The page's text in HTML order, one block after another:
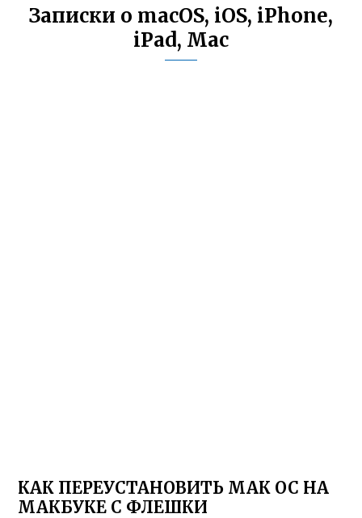
Записки о macOS, iOS, iPhone,
iPad, Mac
КАК ПЕРЕУСТАНОВИТЬ МАК ОС НА
МАКБУКЕ С ФЛЕШКИ